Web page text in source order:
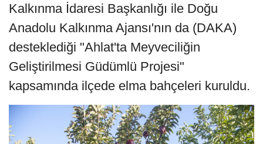
Kalkınma İdaresi Başkanlığı ile Doğu
Anadolu Kalkınma Ajansı'nın da (DAKA)
desteklediği "Ahlat'ta Meyveciliğin
Geliştirilmesi Güdümlü Projesi"
kapsamında ilçede elma bahçeleri kuruldu.